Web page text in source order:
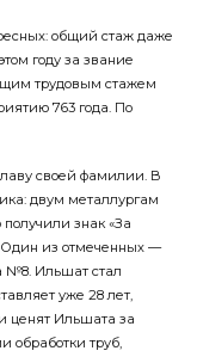
общий стаж даже
году за звание
трудовым стажем
763 года. По
своей фами­лии. В
двум металлургам
знак «За
Один из отмеченных —
№8. Ильшат стал
уже 28 лет,
ценят Ильшата за
обработки труб,